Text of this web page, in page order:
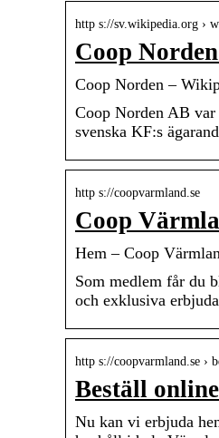
http s://sv.wikipedia.org ›
Coop
Coop Norden –
Coop Norden AB var
svenska KF:s
http s://coopvarmland.se
Coop
Hem – Coop
Som medlem får du
och exklusiva
http s://coopvarmland.se ›
Beställ
Nu kan vi erbjuda